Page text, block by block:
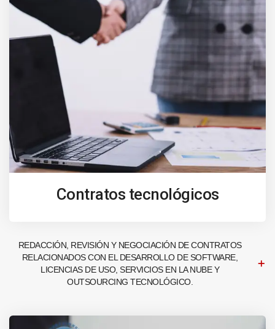
Contratos tecnológicos
REDACCIÓN, REVISIÓN Y NEGOCIACIÓN DE CONTRATOS
RELACIONADOS CON EL DESARROLLO DE SOFTWARE,
LICENCIAS DE USO, SERVICIOS EN LA NUBE Y
OUTSOURCING TECNOLÓGICO.